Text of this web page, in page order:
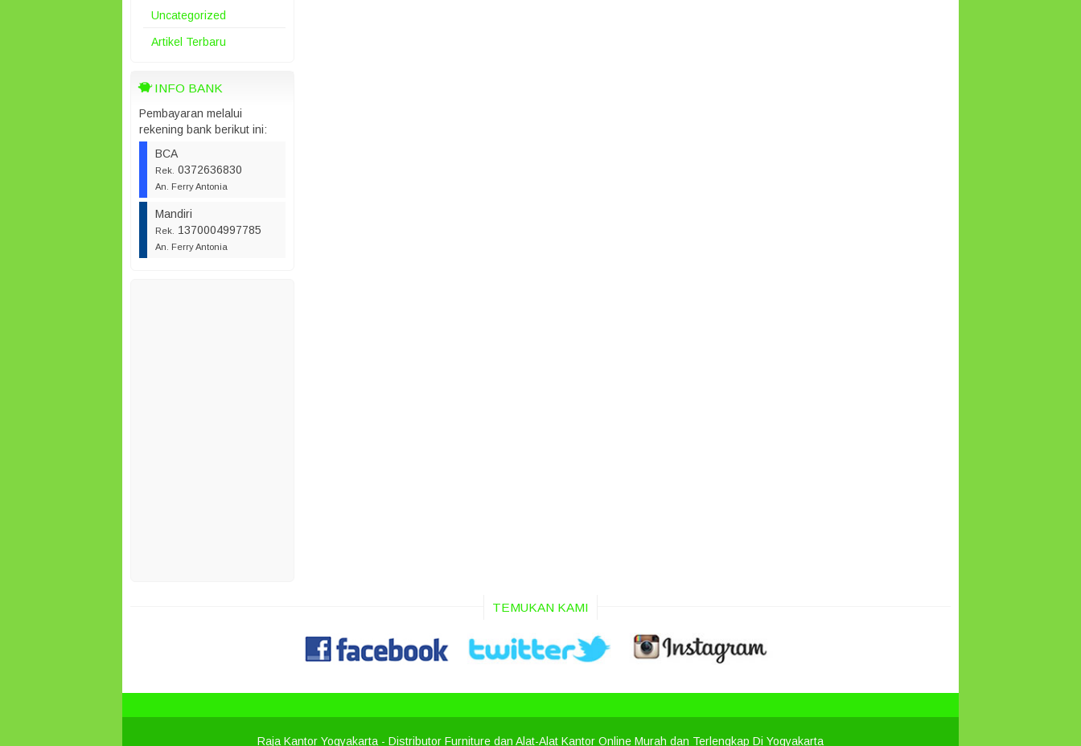
Uncategorized
Artikel Terbaru
INFO BANK
Pembayaran melalui
rekening bank berikut ini:
BCA
Rek. 0372636830
An. Ferry Antonia
Mandiri
Rek. 1370004997785
An. Ferry Antonia
TEMUKAN KAMI
Raja Kantor Yogyakarta - Distributor Furniture dan Alat-Alat Kantor Online Murah dan Terlengkap Di Yogyakarta